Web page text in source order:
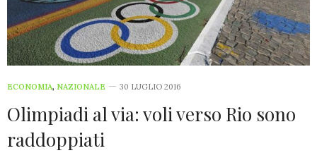
ECONOMIA, NAZIONALE 30 LUGLIO 2016
Olimpiadi al via: voli verso Rio sono
raddoppiati